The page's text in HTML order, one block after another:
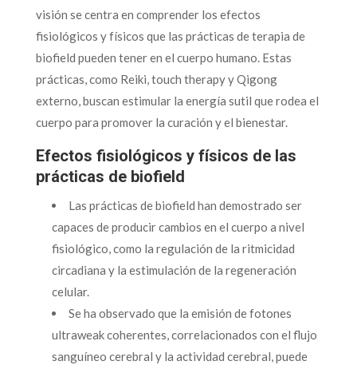
visión se centra en comprender los efectos
fisiológicos y físicos que las prácticas de terapia de
biofield pueden tener en el cuerpo humano. Estas
prácticas, como Reiki, touch therapy y Qigong
externo, buscan estimular la energía sutil que rodea el
cuerpo para promover la curación y el bienestar.
Efectos fisiológicos y físicos de las
prácticas de biofield
Las prácticas de biofield han demostrado ser
capaces de producir cambios en el cuerpo a nivel
fisiológico, como la regulación de la ritmicidad
circadiana y la estimulación de la regeneración
celular.
Se ha observado que la emisión de fotones
ultraweak coherentes, correlacionados con el flujo
sanguíneo cerebral y la actividad cerebral, puede